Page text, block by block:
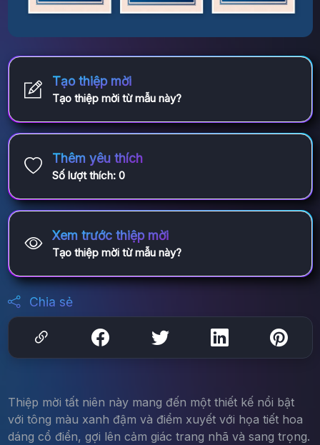
Tạo thiệp mời
Tạo thiệp mời từ mẫu này?
Thêm yêu thích
Số lượt thích: 0
Xem trước thiệp mời
Tạo thiệp mời từ mẫu này?
Chia sẻ
Thiệp mời tất niên này mang đến một thiết kế nổi bật
với tông màu xanh đậm và điểm xuyết với họa tiết hoa
dáng cổ điển, gợi lên cảm giác trang nhã và sang trọng.